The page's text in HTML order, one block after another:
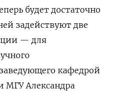
будет достаточно
задействуют две
— для
кафедрой
МГУ Александра